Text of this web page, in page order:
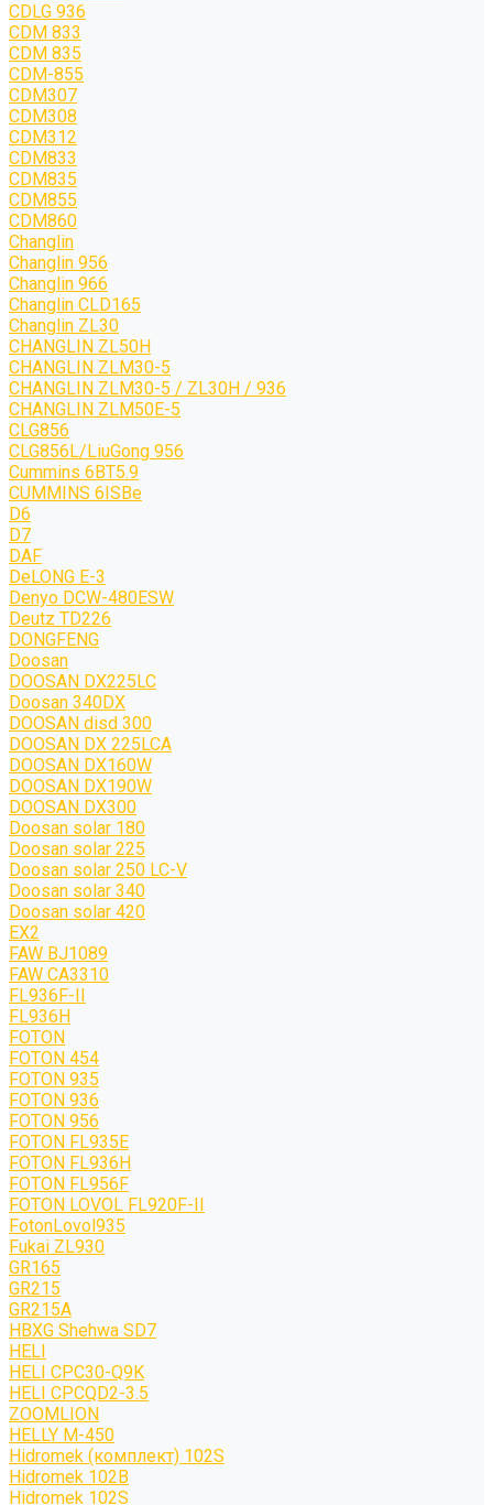
CDLG 936
CDM 833
CDM 835
CDM-855
CDM307
CDM308
CDM312
CDM833
CDM835
CDM855
CDM860
Changlin
Changlin 956
Changlin 966
Changlin CLD165
Changlin ZL30
CHANGLIN ZL50H
CHANGLIN ZLM30-5
CHANGLIN ZLM30-5 / ZL30H / 936
CHANGLIN ZLM50E-5
CLG856
CLG856L/LiuGong 956
Cummins 6BT5.9
CUMMINS 6ISBe
D6
D7
DAF
DeLONG Е-3
Denyo DCW-480ESW
Deutz TD226
DONGFENG
Doosan
DOOSAN DX225LC
Doosan 340DX
DOOSAN disd 300
DOOSAN DX 225LCA
DOOSAN DX160W
DOOSAN DX190W
DOOSAN DX300
Doosan solar 180
Doosan solar 225
Doosan solar 250 LC-V
Doosan solar 340
Doosan solar 420
EX2
FAW BJ1089
FAW CA3310
FL936F-II
FL936H
FOTON
FOTON 454
FOTON 935
FOTON 936
FOTON 956
FOTON FL935E
FOTON FL936H
FOTON FL956F
FOTON LOVOL FL920F-II
FotonLovol935
Fukai ZL930
GR165
GR215
GR215A
HBXG Shehwa SD7
HELI
HELI CPC30-Q9K
HELI CPCQD2-3.5
ZOOMLION
HELLY M-450
Hidromek (комплект) 102S
Hidromek 102B
Hidromek 102S